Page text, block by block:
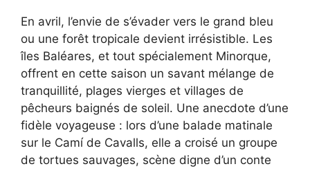
En avril, l’envie de s’évader vers le grand bleu
ou une forêt tropicale devient irrésistible. Les
îles Baléares, et tout spécialement Minorque,
offrent en cette saison un savant mélange de
tranquillité, plages vierges et villages de
pêcheurs baignés de soleil. Une anecdote d’une
fidèle voyageuse : lors d’une balade matinale
sur le Camí de Cavalls, elle a croisé un groupe
de tortues sauvages, scène digne d’un conte